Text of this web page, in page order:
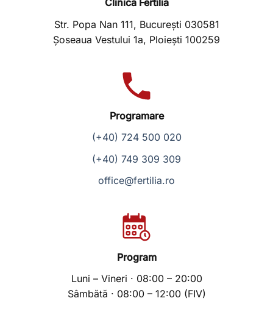
Clinica Fertilia
Str. Popa Nan 111, București 030581
Șoseaua Vestului 1a, Ploiești 100259
Programare
(+40) 724 500 020
(+40) 749 309 309
office@fertilia.ro
Program
Luni – Vineri · 08:00 – 20:00
Sâmbătă · 08:00 – 12:00 (FIV)